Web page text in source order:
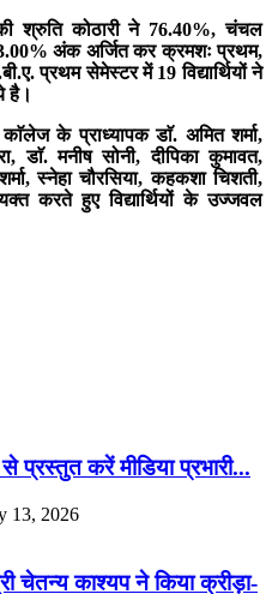
श्रुति कोठारी ने 76.40%, चंचल
अंक अर्जित कर क्रमशः प्रथम,
प्रथम सेमेस्टर में 19 विद्यार्थियों ने
है।
काॅलेज के प्राध्यापक डाॅ. अमित शर्मा,
डाॅ. मनीष सोनी, दीपिका कुमावत,
स्नेहा चौरसिया, कहकशा चिशती,
करते हुए विद्यार्थियों के उज्जवल
करें मीडिया प्रभारी...
13, 2026
चेतन्य काश्यप ने किया क्रीड़ा-